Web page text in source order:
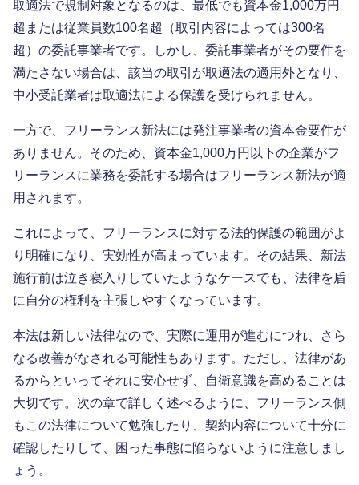
取適法で規制対象となるのは、最低でも資本金1,000万円
超または従業員数100名超（取引内容によっては300名
超）の委託事業者です。しかし、委託事業者がその要件を
満たさない場合は、該当の取引が取適法の適用外となり、
中小受託業者は取適法による保護を受けられません。
一方で、フリーランス新法には発注事業者の資本金要件が
ありません。そのため、資本金1,000万円以下の企業がフ
リーランスに業務を委託する場合はフリーランス新法が適
用されます。
これによって、フリーランスに対する法的保護の範囲がよ
り明確になり、実効性が高まっています。その結果、新法
施行前は泣き寝入りしていたようなケースでも、法律を盾
に自分の権利を主張しやすくなっています。
本法は新しい法律なので、実際に運用が進むにつれ、さら
なる改善がなされる可能性もあります。ただし、法律があ
るからといってそれに安心せず、自衛意識を高めることは
大切です。次の章で詳しく述べるように、フリーランス側
もこの法律について勉強したり、契約内容について十分に
確認したりして、困った事態に陥らないように注意しまし
ょう。